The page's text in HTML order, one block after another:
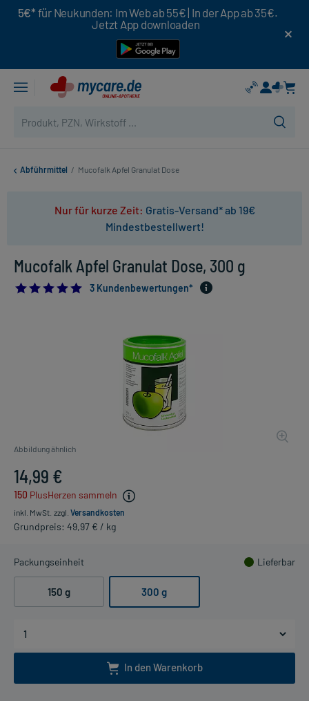
5€* für Neukunden: Im Web ab 55€ | In der App ab 35€.
Jetzt App downloaden
Abführmittel / Mucofalk Apfel Granulat Dose
Nur für kurze Zeit: Gratis-Versand* ab 19€
Mindestbestellwert!
Mucofalk Apfel Granulat Dose, 300 g
5.0
3 Kundenbewertungen*
Abbildung ähnlich
14,99 €
150 PlusHerzen sammeln
inkl. MwSt. zzgl. Versandkosten
Grundpreis: 49,97 € / kg
Packungseinheit Lieferbar
150 g 300 g
In den Warenkorb